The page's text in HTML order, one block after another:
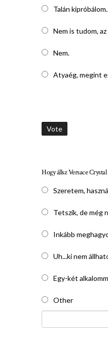
Talán
Nem is tudom,
Nem.
Atyaég, megint
Vote
Hogy állsz Versace
Szeretem,
Tetszik, de még
Inkább
Uh...ki nem
Egy-két
Other